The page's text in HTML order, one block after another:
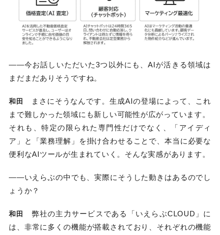
――今お話しいただいた3つ以外にも、AIが活きる領域は
まだまだありそうですね。
和田
まさにそうなんです。生成AIの登場によって、これ
まで難しかった領域にも新しい可能性が広がっています。
それも、特定の限られた専門性だけでなく、「アイディ
ア」と「業務理解」を掛け合わせることで、本当に必要な
便利なAIツールが生まれていく。そんな実感があります。
――いえらぶの中でも、実際にそうした動きはあるのでし
ょうか？
和田
弊社の主力サービスである「いえらぶCLOUD」に
は、非常に多くの機能が搭載されており、それぞれの機能